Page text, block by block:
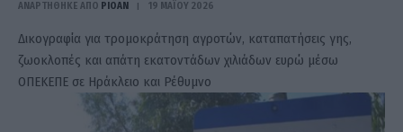
ΑΝΑΡΤΗΘΗΚΕ ΑΠΟ PIOAN 19 ΜΑΪ́ΟΥ 2026
Δικογραφία για τρομοκράτηση αγροτών, καταπατήσεις γης,
ζωοκλοπές και απάτη εκατοντάδων χιλιάδων ευρώ μέσω
ΟΠΕΚΕΠΕ σε Ηράκλειο και Ρέθυμνο